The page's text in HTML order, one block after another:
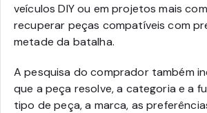
veículos DIY ou em projetos mais
recuperar peças compatíveis com
metade da batalha.
A pesquisa do comprador também
que a peça resolve, a categoria e a
tipo de peça, a marca, as